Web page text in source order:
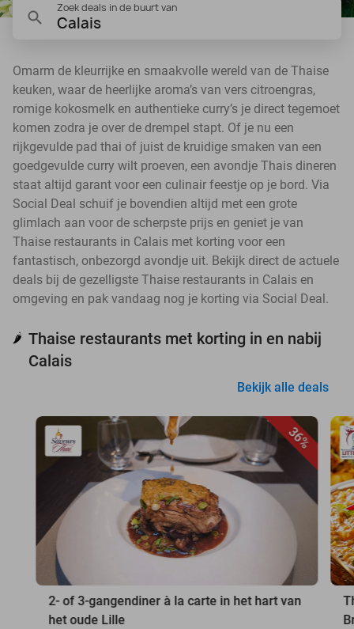
Zoek deals in de buurt van
Calais
Omarm de kleurrijke en smaakvolle wereld van de Thaise
keuken, waar de heerlijke aroma’s van vers citroengras,
romige kokosmelk en authentieke curry’s je direct tegemoet
komen zodra je over de drempel stapt. Of je nu een
rijkgevulde pad thai of juist de kruidige smaken van een
goedgevulde curry wilt proeven, een avondje Thais dineren
staat altijd garant voor een culinair feestje op je bord. Via
Social Deal schuif je bovendien altijd met een grote
glimlach aan voor de scherpste prijs en geniet je van
Thaise restaurants in Calais met korting voor een
fantastisch, onbezorgd avondje uit. Bekijk direct de actuele
deals bij de gezelligste Thaise restaurants in Calais en
omgeving en pak vandaag nog je korting via Social Deal.
🌶️ Thaise restaurants met korting in en nabij
Calais
Bekijk alle deals
36%
2- of 3-gangendiner à la carte in het hart van
het oude Lille